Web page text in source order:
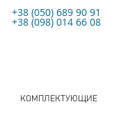
+38 (050) 689 90 91
+38 (098) 014 66 08
КОМПЛЕКТУЮЩИЕ